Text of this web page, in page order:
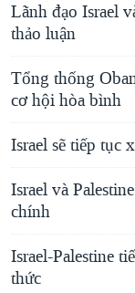
Lãnh đạo Israel
thảo luận
Tổng thống
cơ hội hòa bình
Israel sẽ tiếp tục
Israel và
chính
Israel-Palestine
thức